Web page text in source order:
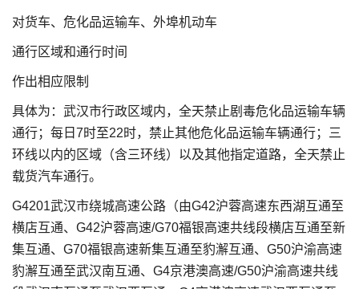
对货车、危化品运输车、外埠机动车
通行区域和通行时间
作出相应限制
具体为：武汉市行政区域内，全天禁止剧毒危化品运输车辆
通行；每日7时至22时，禁止其他危化品运输车辆通行；三
环线以内的区域（含三环线）以及其他指定道路，全天禁止
载货汽车通行。
G4201武汉市绕城高速公路（由G42沪蓉高速东西湖互通至
横店互通、G42沪蓉高速/G70福银高速共线段横店互通至新
集互通、G70福银高速新集互通至豹澥互通、G50沪渝高速
豹澥互通至武汉南互通、G4京港澳高速/G50沪渝高速共线